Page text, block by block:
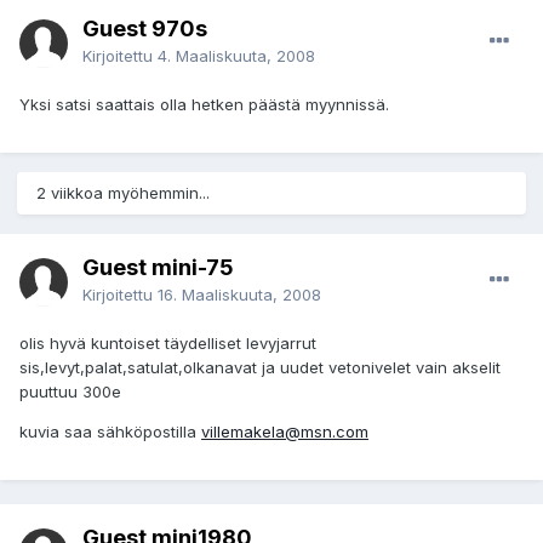
Guest 970s
Kirjoitettu 4. Maaliskuuta, 2008
Yksi satsi saattais olla hetken päästä myynnissä.
2 viikkoa myöhemmin...
Guest mini-75
Kirjoitettu 16. Maaliskuuta, 2008
olis hyvä kuntoiset täydelliset levyjarrut
sis,levyt,palat,satulat,olkanavat ja uudet vetonivelet vain akselit
puuttuu 300e
kuvia saa sähköpostilla villemakela@msn.com